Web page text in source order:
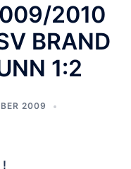
2010
BRAND
1:2
2009
!